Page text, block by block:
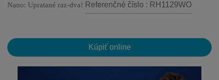
Nano: Upratané raz-dva! Referenčné číslo : RH1129WO
Kúpiť online